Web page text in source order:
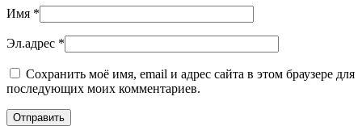
Имя *
Эл.адрес *
Сохранить моё имя, email и адрес сайта в этом браузере для
последующих моих комментариев.